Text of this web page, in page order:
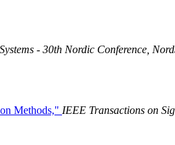
- 30th Nordic Conference,
Methods," IEEE Transactions on